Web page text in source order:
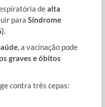
dealta
para Síndrome
.
, a vacinação pode
graves e óbitos
contra três cepas: